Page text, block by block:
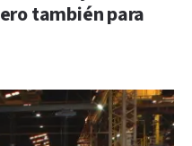
también para